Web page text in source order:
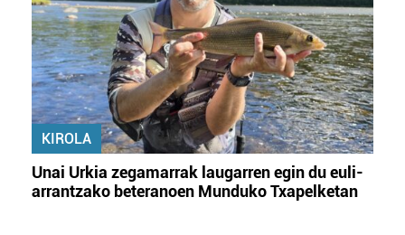
KIROLA
Unai Urkia zegamarrak laugarren egin du euli-
arrantzako beteranoen Munduko Txapelketan